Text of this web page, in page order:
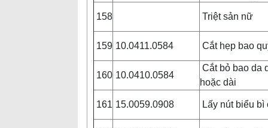
158 Triệt sản nữ
159 10.0411.0584 Cắt hẹp bao
160 10.0410.0584
Cắt bỏ bao da
hoặc dài
161 15.0059.0908 Lấy nút biểu